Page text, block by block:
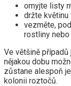
omyjte listy
držte květinu
vezměte,
rostliny
Ve většině
nějakou dobu
zůstane alespoň
kolonii roztočů.